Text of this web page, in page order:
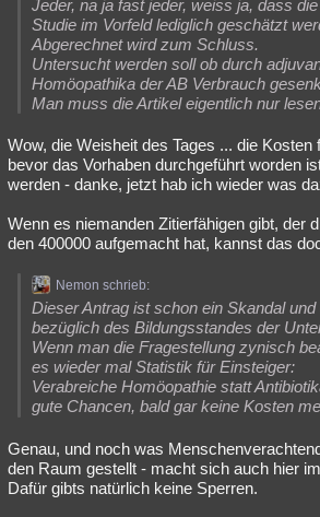
Jeder, na ja fast jeder, weiss ja, dass
Studie im Vorfeld lediglich geschätzt
Abgerechnet wird zum Schluss.
Untersucht werden soll ob durch
Homöopathika der AB Verbrauch
Man muss die Artikel eigentlich nur
Wow, die Weisheit des Tages ... die Kosten
bevor das Vorhaben durchgeführt worden
werden - danke, jetzt hab ich wieder was
Wenn es niemanden Zitierfähigen gibt, der
den 400000 aufgemacht hat, kannst das
Nemon schrieb:
Dieser Antrag ist schon ein Skandal
bezüglich des Bildungsstandes der
Wenn man die Fragestellung zynisch
es wieder mal Statistik für Einsteiger:
Verabreiche Homöopathie statt
gute Chancen, bald gar keine Kosten
Genau, und noch was
den Raum gestellt - macht sich auch hier
Dafür gibts natürlich keine Sperren.